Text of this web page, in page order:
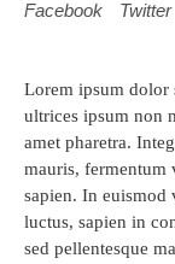
Facebook Twitter
Lorem ipsum dolor
ultrices ipsum non
amet pharetra.
mauris, fermentum
sapien. In euismod
luctus, sapien in
sed pellentesque